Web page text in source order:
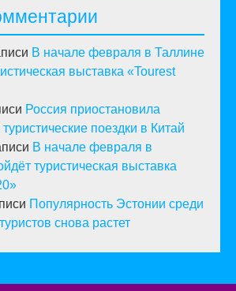
В начале февраля в Таллине
выставка «Tourest
Россия приостановила
поездки в Китай
В начале февраля в
туристическая выставка
Популярность Эстонии среди
снова растет